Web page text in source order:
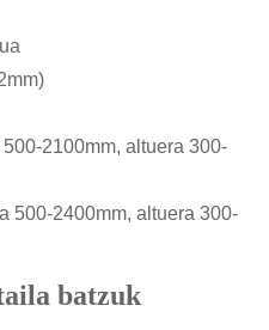
2100mm, altuera 300-
500-2400mm, altuera 300-
batzuk